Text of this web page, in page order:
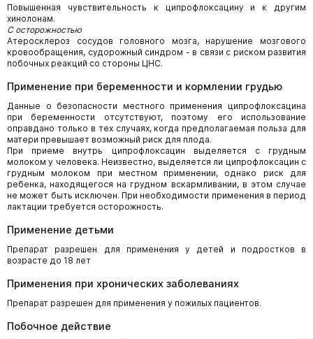
Повышенная чувствительность к ципрофлоксацину и к другим
хинолонам.
С осторожностью
Атеросклероз сосудов головного мозга, нарушение мозгового
кровообращения, судорожный синдром - в связи с риском развития
побочных реакций со стороны ЦНС.
Применение при беременности и кормлении грудью
Данные о безопасности местного применения ципрофлоксацина
при беременности отсутствуют, поэтому его использование
оправдано только в тех случаях, когда предполагаемая польза для
матери превышает возможный риск для плода.
При приеме внутрь ципрофлоксацин выделяется с грудным
молоком у человека. Неизвестно, выделяется ли ципрофлоксацин с
грудным молоком при местном применении, однако риск для
ребенка, находящегося на грудном вскармливании, в этом случае
не может быть исключен. При необходимости применения в период
лактации требуется осторожность.
Применение детьми
Препарат разрешен для применения у детей и подростков в
возрасте до 18 лет
Применения при хронических заболеваниях
Препарат разрешен для применения у пожилых пациентов.
Побочное действие